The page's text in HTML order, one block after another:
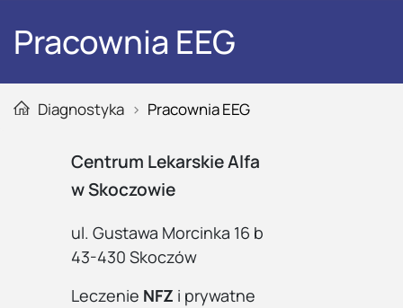
Pracownia EEG
Głowna strona serwisu
Diagnostyka Pracownia EEG
Centrum Lekarskie Alfa
w Skoczowie
ul. Gustawa Morcinka 16 b
43-430 Skoczów
Leczenie NFZ i prywatne